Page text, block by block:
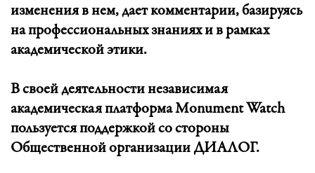
изменения в нем, дает комментарии, базируясь
на профессиональных знаниях и в рамках
академической этики.
В своей деятельности независимая
академическая платформа Monument Watch
пользуется поддержкой со стороны
Общественной организации ДИАЛОГ.